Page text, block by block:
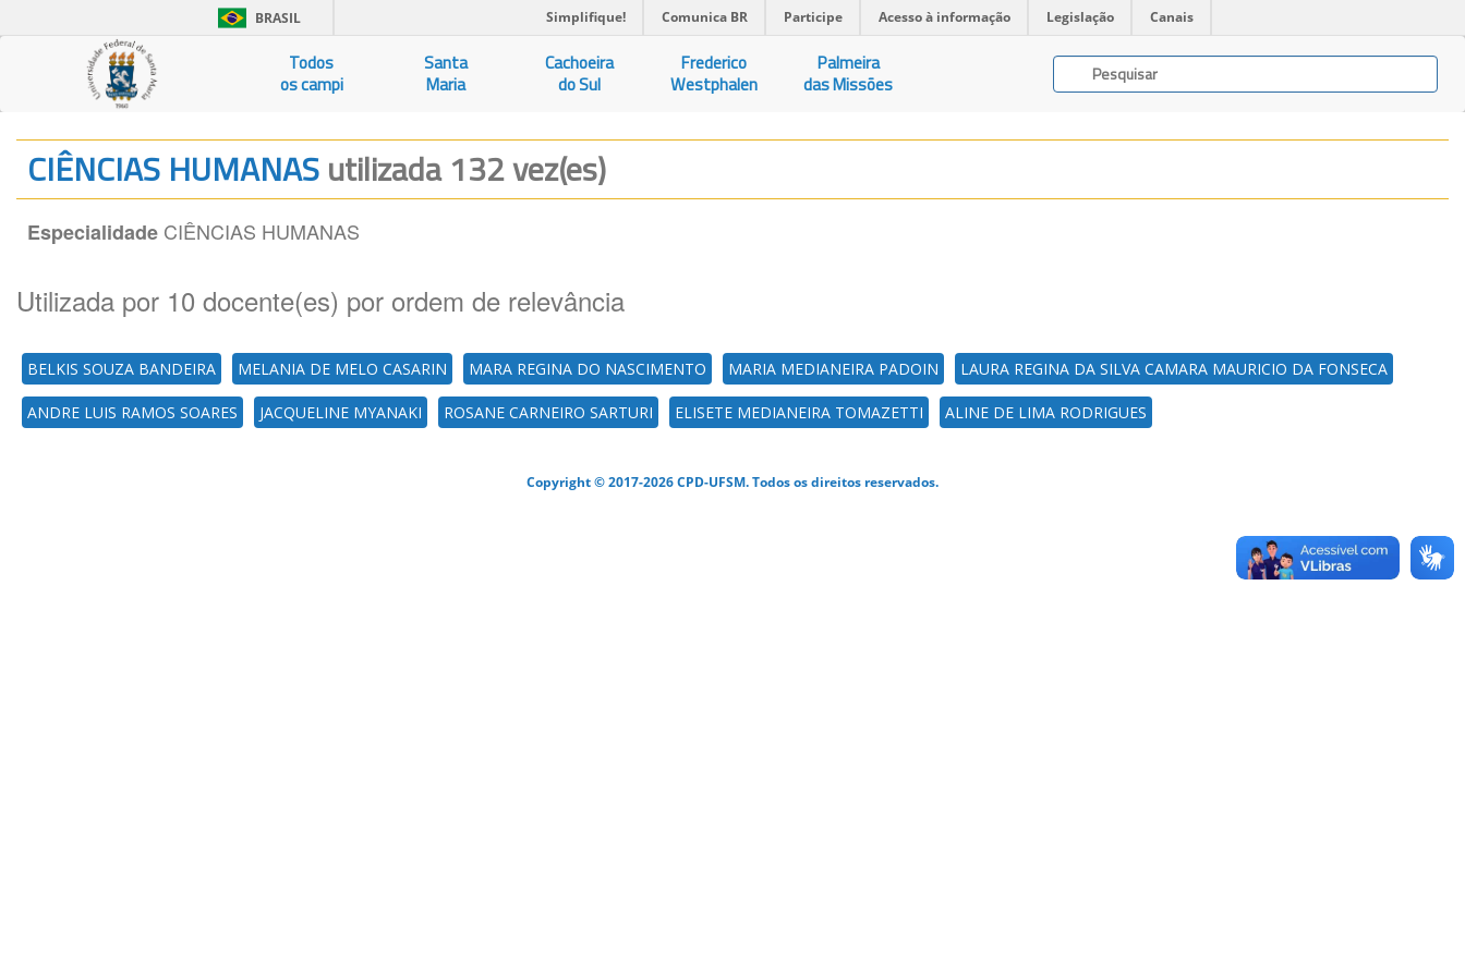
BRASIL Simplifique! Comunica BR Participe Acesso à informação Legislação Canais
Todos
os campi
Santa
Maria
Cachoeira
do Sul
Frederico
Westphalen
Palmeira
das Missões
CIÊNCIAS HUMANASutilizada 132 vez(es)
Especialidade CIÊNCIAS HUMANAS
Utilizada por 10 docente(es) por ordem de relevância
BELKIS SOUZA BANDEIRA MELANIA DE MELO CASARIN MARA REGINA DO NASCIMENTO MARIA MEDIANEIRA PADOIN LAURA REGINA DA SILVA CAMARA MAURICIO DA FONSECA
ANDRE LUIS RAMOS SOARES JACQUELINE MYANAKI ROSANE CARNEIRO SARTURI ELISETE MEDIANEIRA TOMAZETTI ALINE DE LIMA RODRIGUES
Copyright © 2017-2026 CPD-UFSM. Todos os direitos reservados.